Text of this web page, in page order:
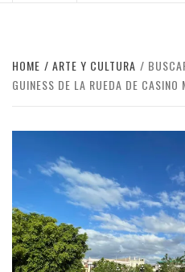
HOME ARTE Y CULTURA
GUINESS DE LA RUEDA DE CASINO